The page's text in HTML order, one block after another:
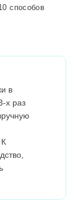
способов
в
х раз